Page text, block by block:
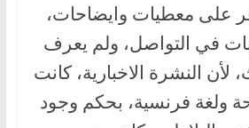
على معطيات وايضاحات،
في التواصل، ولم يعرف
لأن النشرة الاخبارية، كانت
ولغة فرنسية، بحكم وجود